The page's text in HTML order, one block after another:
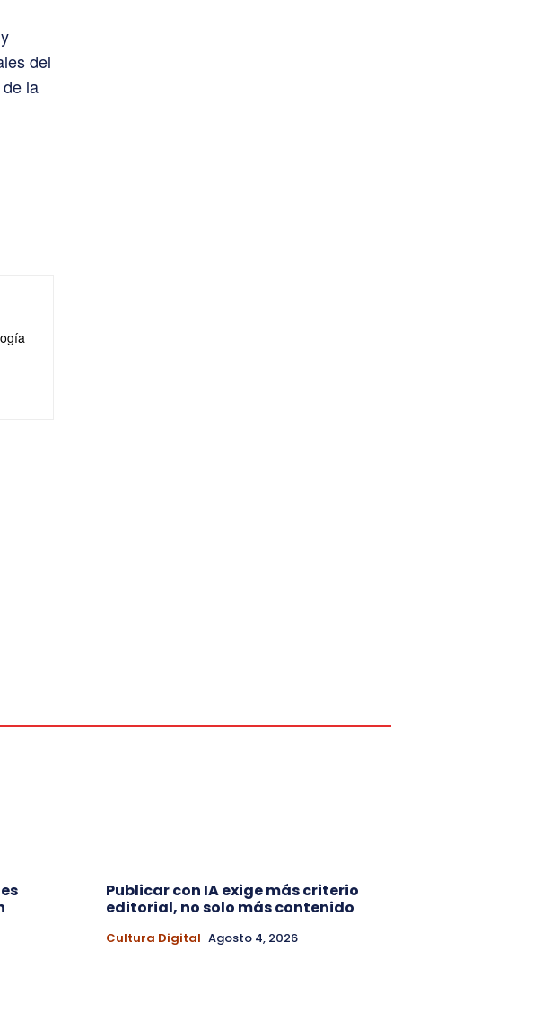
del
la
Publicar con IA exige más criterio
editorial, no solo más contenido
Cultura Digital Agosto 4, 2026